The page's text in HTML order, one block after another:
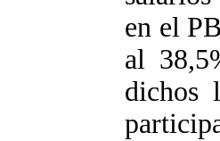
en el
al
dichos